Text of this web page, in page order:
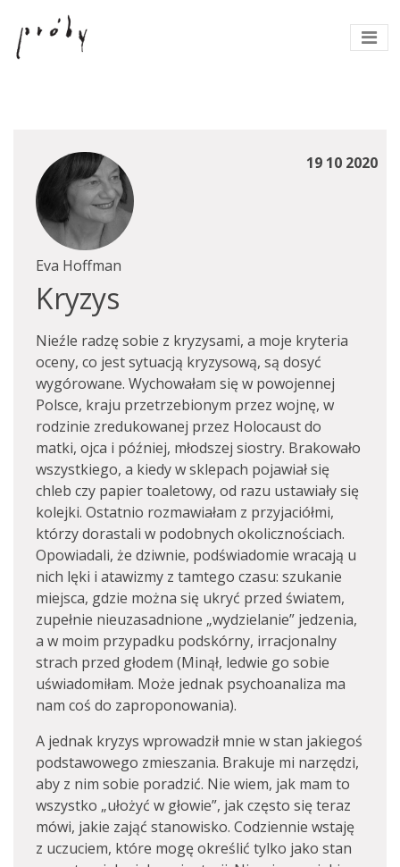
19 10 2020
Eva Hoffman
Kryzys
Nieźle radzę sobie z kryzysami, a moje kryteria
oceny, co jest sytuacją kryzysową, są dosyć
wygórowane. Wychowałam się w powojennej
Polsce, kraju przetrzebionym przez wojnę, w
rodzinie zredukowanej przez Holocaust do
matki, ojca i później, młodszej siostry. Brakowało
wszystkiego, a kiedy w sklepach pojawiał się
chleb czy papier toaletowy, od razu ustawiały się
kolejki. Ostatnio rozmawiałam z przyjaciółmi,
którzy dorastali w podobnych okolicznościach.
Opowiadali, że dziwnie, podświadomie wracają u
nich lęki i atawizmy z tamtego czasu: szukanie
miejsca, gdzie można się ukryć przed światem,
zupełnie nieuzasadnione „wydzielanie” jedzenia,
a w moim przypadku podskórny, irracjonalny
strach przed głodem (Minął, ledwie go sobie
uświadomiłam. Może jednak psychoanaliza ma
nam coś do zaproponowania).
A jednak kryzys wprowadził mnie w stan jakiegoś
podstawowego zmieszania. Brakuje mi narzędzi,
aby z nim sobie poradzić. Nie wiem, jak mam to
wszystko „ułożyć w głowie”, jak często się teraz
mówi, jakie zająć stanowisko. Codziennie wstaję
z uczuciem, które mogę określić tylko jako stan